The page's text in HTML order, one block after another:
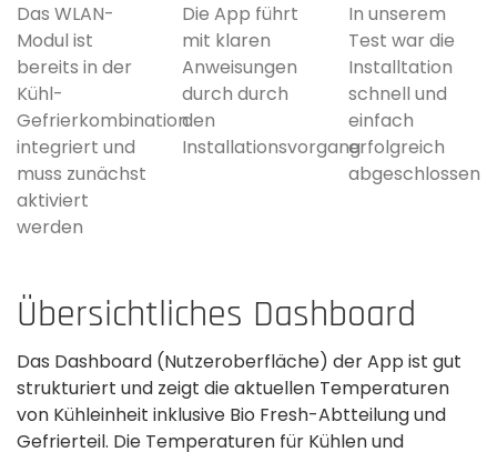
Das WLAN-
Modul ist
bereits in der
Kühl-
Gefrierkombination
integriert und
muss zunächst
aktiviert
werden
Die App führt
mit klaren
Anweisungen
durch durch
den
Installationsvorgang
In unserem
Test war die
Installtation
schnell und
einfach
erfolgreich
abgeschlossen
Übersichtliches Dashboard
Das Dashboard (Nutzeroberfläche) der App ist gut
strukturiert und zeigt die aktuellen Temperaturen
von Kühleinheit inklusive Bio Fresh-Abtteilung und
Gefrierteil. Die Temperaturen für Kühlen und